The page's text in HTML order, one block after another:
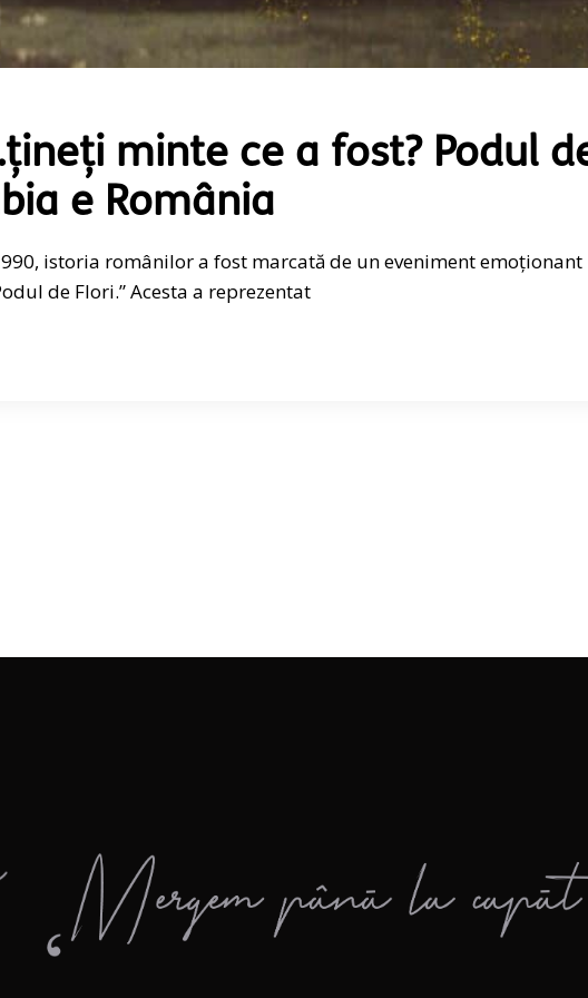
minte ce a fost? Podul
e România
istoria românilor a fost marcată de un eveniment emoționant
de Flori.” Acesta a reprezentat